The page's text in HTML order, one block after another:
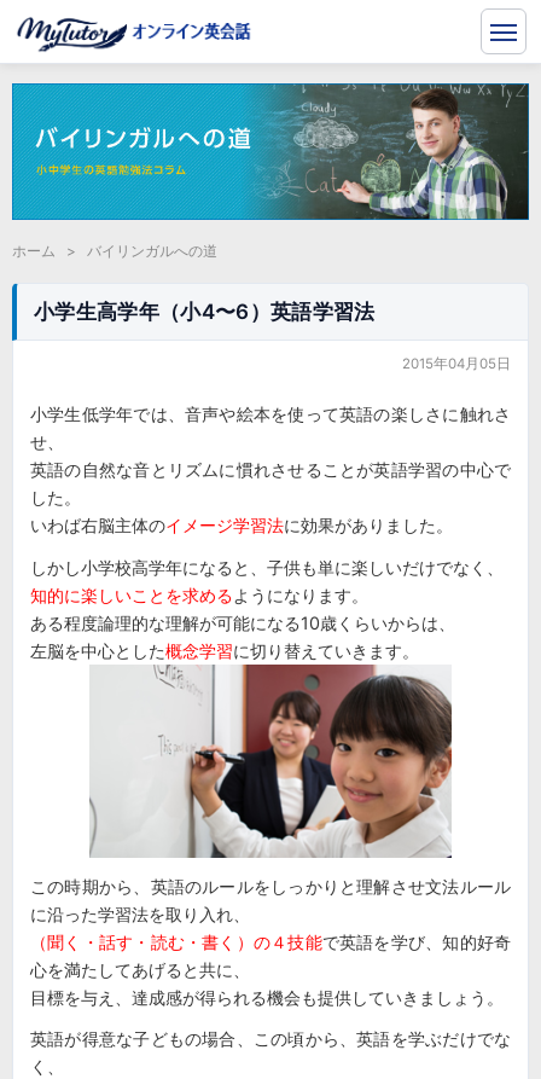
ホーム > バイリンガルへの道
小学生高学年（小4〜6）英語学習法
2015年04月05日
小学生低学年では、音声や絵本を使って英語の楽しさに触れさ
せ、
英語の自然な音とリズムに慣れさせることが英語学習の中心で
した。
いわば右脳主体のイメージ学習法に効果がありました。
しかし小学校高学年になると、子供も単に楽しいだけでなく、
知的に楽しいことを求めるようになります。
ある程度論理的な理解が可能になる10歳くらいからは、
左脳を中心とした概念学習に切り替えていきます。
この時期から、英語のルールをしっかりと理解させ文法ルール
に沿った学習法を取り入れ、
（聞く・話す・読む・書く）の４技能で英語を学び、知的好奇
心を満たしてあげると共に、
目標を与え、達成感が得られる機会も提供していきましょう。
英語が得意な子どもの場合、この頃から、英語を学ぶだけでな
く、